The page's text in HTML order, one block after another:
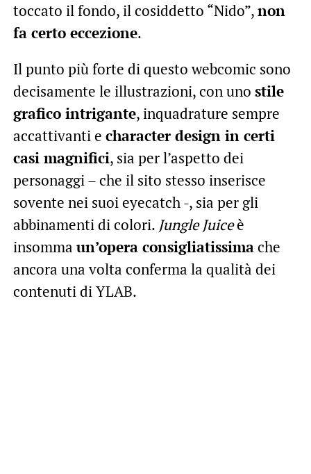
toccato il fondo, il cosiddetto “Nido”,non
fa certo eccezione.
Il punto più forte di questo webcomic sono
decisamente le illustrazioni, con uno stile
grafico intrigante, inquadrature sempre
accattivanti e character design in certi
casi magnifici, sia per l’aspetto dei
personaggi – che il sito stesso inserisce
sovente nei suoi eyecatch -, sia per gli
abbinamenti di colori. Jungle Juiceè
insomma un’opera consigliatissimache
ancora una volta conferma la qualità dei
contenuti di YLAB.